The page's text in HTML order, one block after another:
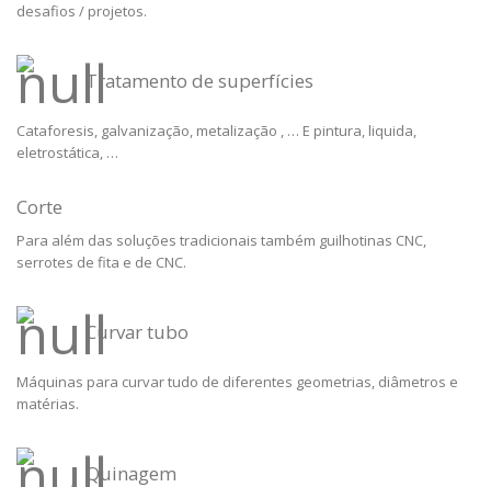
desafios / projetos.
Tratamento de superfícies
Cataforesis, galvanização, metalização , … E pintura, liquida,
eletrostática, …
Corte
Para além das soluções tradicionais também guilhotinas CNC,
serrotes de fita e de CNC.
Curvar tubo
Máquinas para curvar tudo de diferentes geometrias, diâmetros e
matérias.
Quinagem